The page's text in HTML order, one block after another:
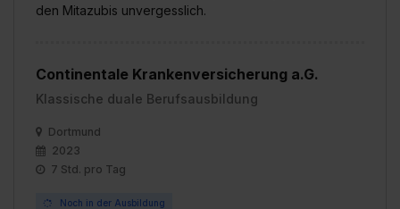
den Mitazubis unvergesslich.
Continentale Krankenversicherung a.G.
Klassische duale Berufsausbildung
Dortmund
2023
7 Std. pro Tag
Noch in der Ausbildung